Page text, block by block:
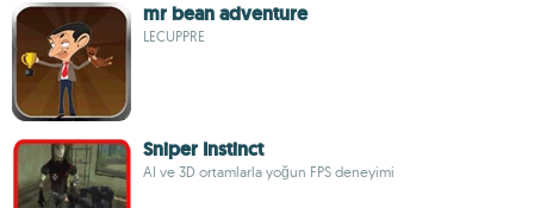
mr bean adventure
LECUPPRE
Sniper Instinct
AI ve 3D ortamlarla yoğun FPS deneyimi